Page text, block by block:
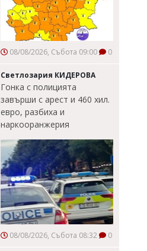
08/08/2026, Събота 09:00 0
Светлозария КИДЕРОВА
Гонка с полицията
завърши с арест и 460 хил.
евро, разбиха и
наркооранжерия
08/08/2026, Събота 08:32 0